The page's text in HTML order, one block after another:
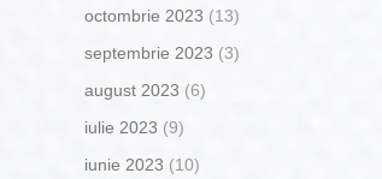
octombrie 2023 (13)
septembrie 2023 (3)
august 2023 (6)
iulie 2023 (9)
iunie 2023 (10)